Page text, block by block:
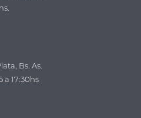
Bs. As.
a 17:30hs